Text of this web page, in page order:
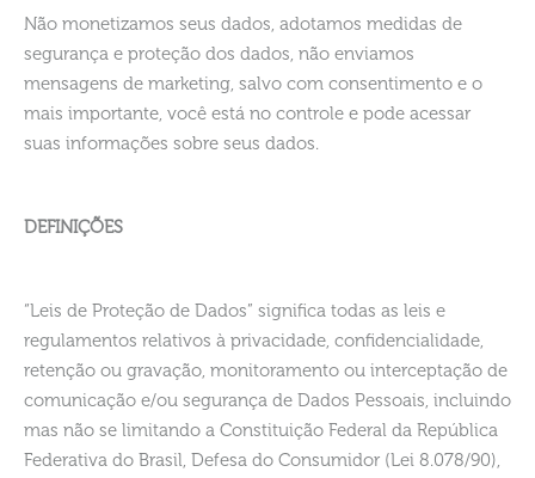
Não monetizamos seus dados, adotamos medidas de
segurança e proteção dos dados, não enviamos
mensagens de marketing, salvo com consentimento e o
mais importante, você está no controle e pode acessar
suas informações sobre seus dados.
DEFINIÇÕES
“Leis de Proteção de Dados” significa todas as leis e
regulamentos relativos à privacidade, confidencialidade,
retenção ou gravação, monitoramento ou interceptação de
comunicação e/ou segurança de Dados Pessoais, incluindo
mas não se limitando a Constituição Federal da República
Federativa do Brasil, Defesa do Consumidor (Lei 8.078/90),